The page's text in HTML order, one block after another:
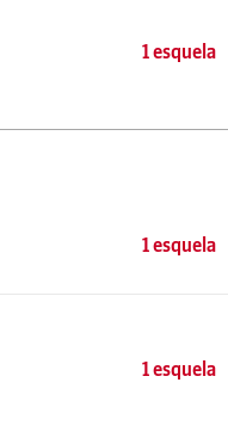
1 esquela
1 esquela
1 esquela